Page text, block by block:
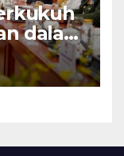
dalam
–